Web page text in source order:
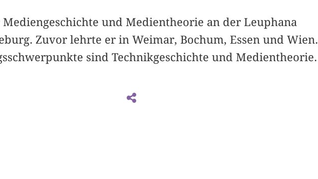
und Medientheorie an der Leuphana
Zuvor lehrte er in Weimar, Bochum, Essen und Wien.
sind Technikgeschichte und Medientheorie.